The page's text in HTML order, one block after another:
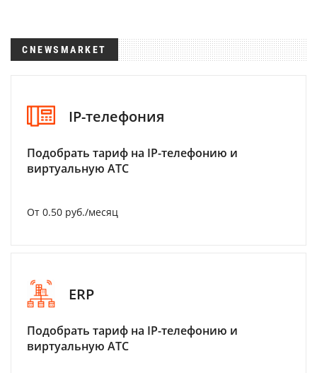
CNEWSMARKET
IP-телефония
Подобрать тариф на IP-телефонию и
виртуальную АТС
От 0.50 руб./месяц
ERP
Подобрать тариф на IP-телефонию и
виртуальную АТС